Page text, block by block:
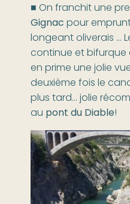
■ On franchit une
Gignacpour
longeant oliverais …
continue et
en prime une jolie
deuxième fois le
plus tard… jolie
au pont du Diable!